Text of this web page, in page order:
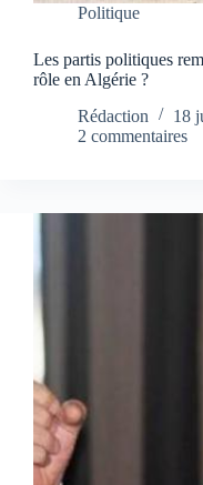
Politique
Les partis politiques
rôle en Algérie ?
Rédaction
18
2 commentaires